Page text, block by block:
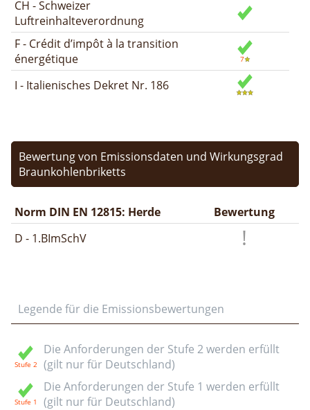
CH - Schweizer
Luftreinhalteverordnung
F - Crédit d’impôt à la transition
énergétique
I - Italienisches Dekret Nr. 186
Bewertung von Emissionsdaten und Wirkungsgrad
Braunkohlenbriketts
Norm DIN EN 12815: Herde
Bewertung
D - 1.BImSchV
Legende für die Emissionsbewertungen
Die Anforderungen der Stufe 2 werden erfüllt
(gilt nur für Deutschland)
Die Anforderungen der Stufe 1 werden erfüllt
(gilt nur für Deutschland)